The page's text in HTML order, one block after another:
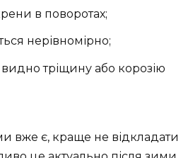
в поворотах;
нерівномірно;
видно тріщину або корозію
вже є, краще не відкладати